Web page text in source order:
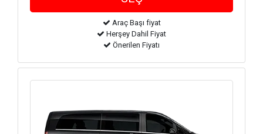
Araç Başı fiyat
Herşey Dahil Fiyat
Önerilen Fiyatı